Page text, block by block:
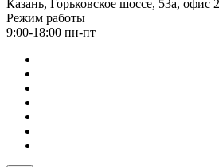
Казань, ​Горьковское шоссе, 53а, офис
Режим работы
9:00-18:00 пн-пт